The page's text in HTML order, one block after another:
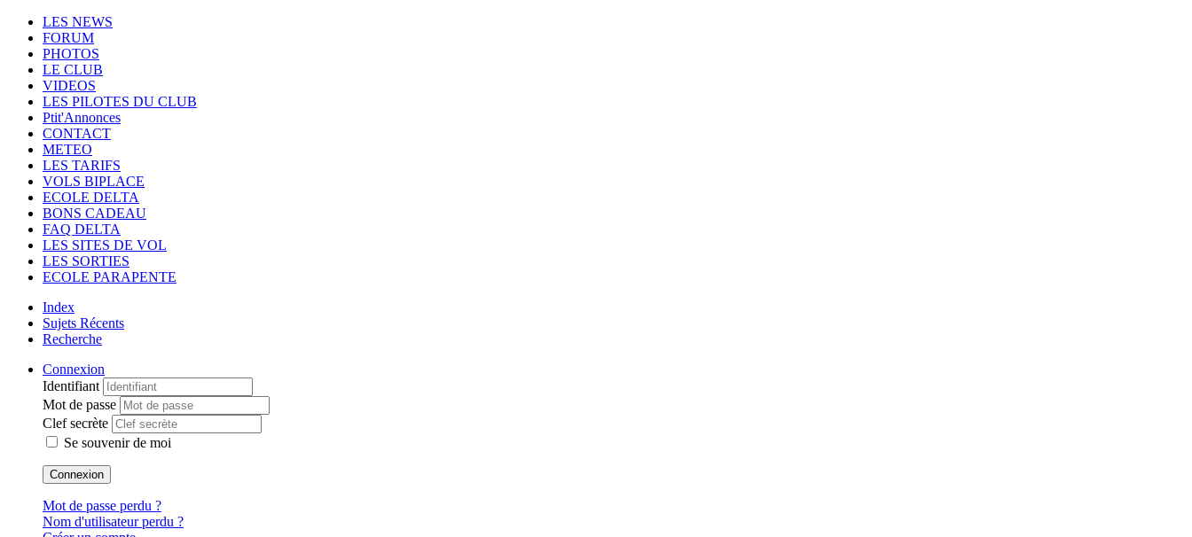
LES NEWS
FORUM
PHOTOS
LE CLUB
VIDEOS
LES PILOTES DU CLUB
Ptit'Annonces
CONTACT
METEO
LES TARIFS
VOLS BIPLACE
ECOLE DELTA
BONS CADEAU
FAQ DELTA
LES SITES DE VOL
LES SORTIES
ECOLE PARAPENTE
Index
Sujets Récents
Recherche
Connexion
Identifiant
Mot de passe
Clef secrète
Se souvenir de moi
Connexion
Mot de passe perdu ?
Nom d'utilisateur perdu ?